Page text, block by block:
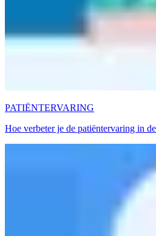
PATIËNTERVARING
Hoe verbeter je de patiëntervaring in